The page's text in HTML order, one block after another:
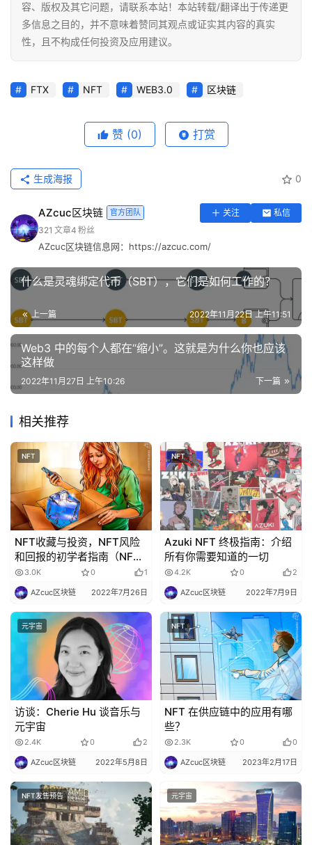
容、版权及其它问题，请联系本站！本站转载/翻译出于传递更
多信息之目的，并不意味着赞同其观点或证实其内容的真实
性，且不构成任何投资及应用建议。
FTX NFT WEB3.0 区块链
赞 (0) 打赏
0
生成海报
AZcuc区块链 官方团队 关注
私信
321 文章4 粉丝
AZcuc区块链信息网：https://azcuc.com/
什么是灵魂绑定代币（SBT），它们是如何工作的？
上一篇 2022年11月22日 上午11:51
Web3 中的每个人都在“缩小”。这就是为什么你也应该
这样做
下一篇
2022年11月27日 上午10:26
相关推荐
NFT
NFT收藏与投资，NFT风险
和回报的初学者指南（NFT
值得投资吗？）
3.0K 0 1
AZcuc区块链 2022年7月26日
NFT
Azuki NFT 终极指南：介绍
所有你需要知道的一切
4.2K 0 2
AZcuc区块链 2022年7月9日
元宇宙
访谈：Cherie Hu 谈音乐与
元宇宙
2.4K 0 2
AZcuc区块链 2022年5月8日
NFT
NFT 在供应链中的应用有哪
些？
2.3K 0 0
AZcuc区块链 2023年2月17日
NFT发售预告 元宇宙